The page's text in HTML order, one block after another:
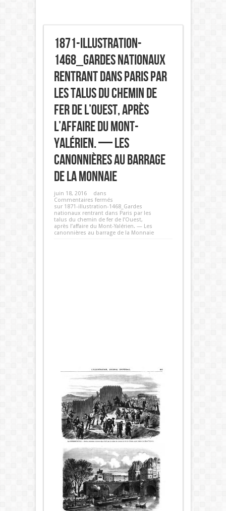
1871-illustration-
1468_Gardes nationaux
rentrant dans Paris par
les talus du chemin de
fer de l’Ouest, après
l’affaire du Mont-
Yalérien. — Les
canonnières au barrage
de la Monnaie
juin 18, 2016
dans
Commentaires fermés
sur 1871-illustration-1468_Gardes
nationaux rentrant dans Paris par les
talus du chemin de fer de l’Ouest,
après l’affaire du Mont-Yalérien. — Les
canonnières au barrage de la Monnaie